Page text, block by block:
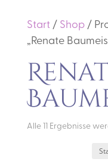
Start/ Shop/
„Renate
Alle 11 Ergebnisse